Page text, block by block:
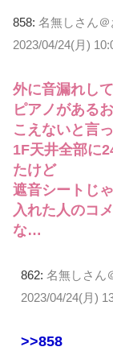
858: 名無しさん
2023/04/24(月)
外に音漏れし
ピアノがある
こえないと言
1F天井全部に
たけど
遮音シートじ
入れた人のコ
な…
862: 名無しさん
2023/04/24(月)
>>858